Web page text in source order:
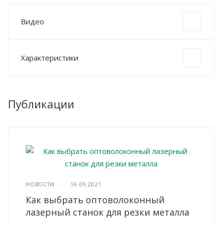
Видео
Характеристики
Публикации
НОВОСТИ 16.09.2021
Как выбрать оптоволоконный
лазерный станок для резки металла